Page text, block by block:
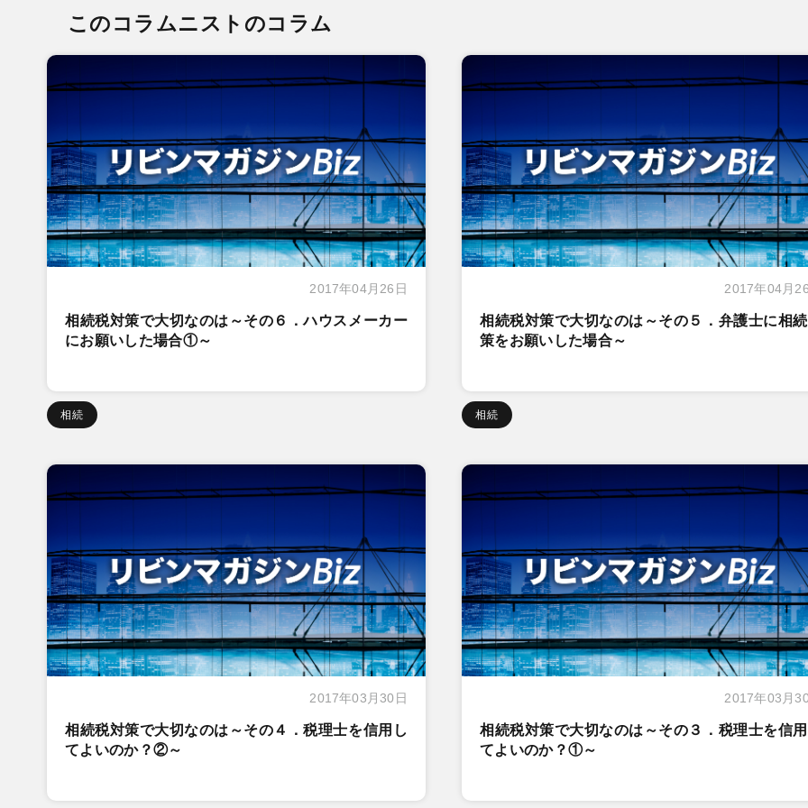
このコラムニストのコラム
2017年04月26日
相続税対策で大切なのは～その６．ハウスメーカー
にお願いした場合①～
相続
2017年04月
相続税対策で大切なのは～その５．弁護士に相
策をお願いした場合～
相続
2017年03月30日
相続税対策で大切なのは～その４．税理士を信用し
てよいのか？②～
2017年03月
相続税対策で大切なのは～その３．税理士を信
てよいのか？①～